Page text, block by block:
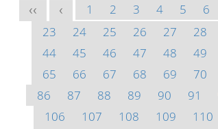
<< < 1 2 3 4 5 6
23
24 25 26 27 28
44
45 46 47 48 49
65
66 67 68 69 70
86
87 88 89 90 91
106
107 108 109 110